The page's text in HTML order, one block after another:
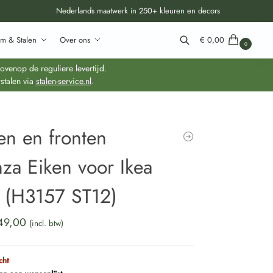
Nederlands maatwerk in 250+ kleuren en decors
& Stalen Over ons
Zoeken
€ 0,00 0
de reguliere levertijd.
via stalen-service.nl.
en fronten
Eiken voor Ikea
(H3157 ST12)
(incl. btw)